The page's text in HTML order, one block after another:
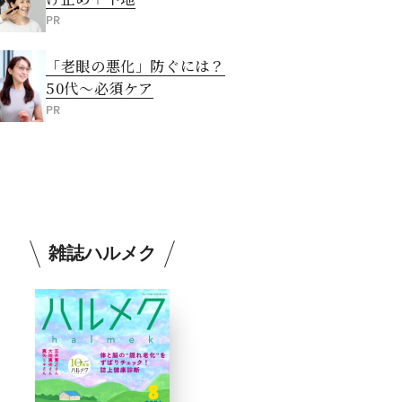
PR
「老眼の悪化」防ぐには？
50代～必須ケア
PR
雑誌ハルメク